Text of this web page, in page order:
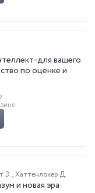
для вашего
по оценке и
Э.,Хаттенлокер Д.
и новая эра